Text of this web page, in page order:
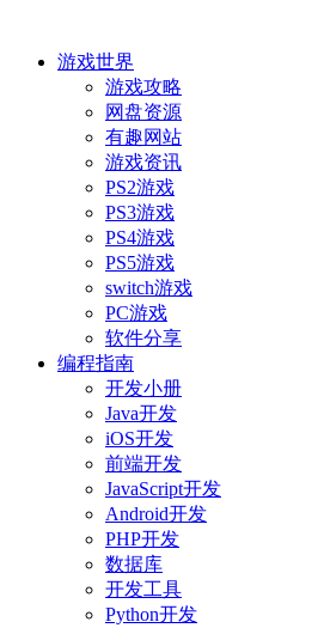
游戏世界
游戏攻略
网盘资源
有趣网站
游戏资讯
PS2游戏
PS3游戏
PS4游戏
PS5游戏
switch游戏
PC游戏
软件分享
编程指南
开发小册
Java开发
iOS开发
前端开发
JavaScript开发
Android开发
PHP开发
数据库
开发工具
Python开发